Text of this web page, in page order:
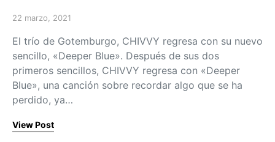
Posted on
22 marzo, 2021
El trío de Gotemburgo, CHIVVY regresa con su nuevo
sencillo, «Deeper Blue». Después de sus dos
primeros sencillos, CHIVVY regresa con «Deeper
Blue», una canción sobre recordar algo que se ha
perdido, ya…
View Post